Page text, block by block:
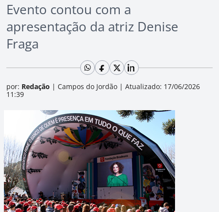
Evento contou com a
apresentação da atriz Denise
Fraga
por: Redação | Campos do Jordão | Atualizado: 17/06/2026
11:39